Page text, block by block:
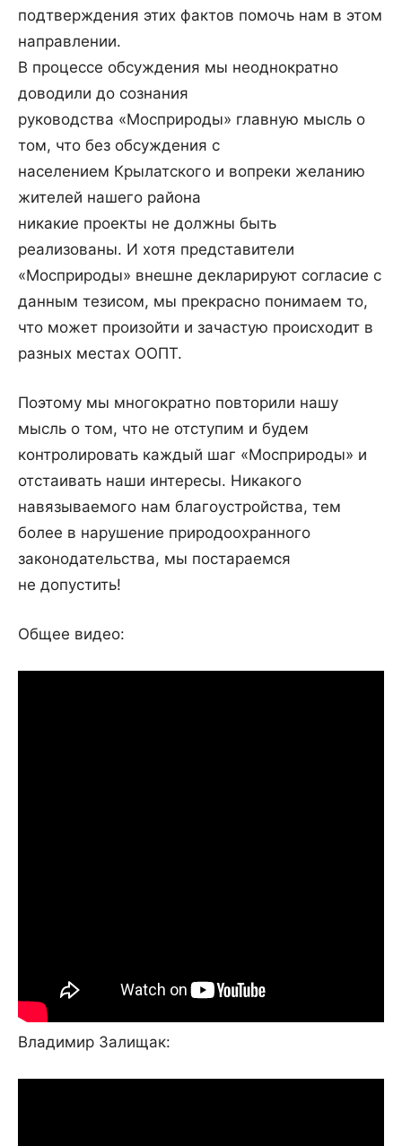
подтверждения этих фактов помочь нам в этом
направлении.
В процессе обсуждения мы неоднократно
доводили до сознания
руководства «Мосприроды» главную мысль о
том, что без обсуждения с
населением Крылатского и вопреки желанию
жителей нашего района
никакие проекты не должны быть
реализованы. И хотя представители
«Мосприроды» внешне декларируют согласие с
данным тезисом, мы прекрасно понимаем то,
что может произойти и зачастую происходит в
разных местах ООПТ.
Поэтому мы многократно повторили нашу
мысль о том, что не отступим и будем
контролировать каждый шаг «Мосприроды» и
отстаивать наши интересы. Никакого
навязываемого нам благоустройства, тем
более в нарушение природоохранного
законодательства, мы постараемся
не допустить!
Общее видео:
Владимир Залищак: